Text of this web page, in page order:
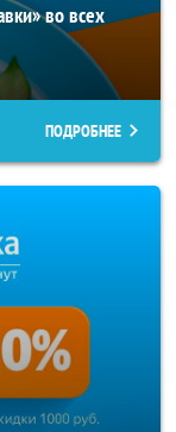
во всех
ПОДРОБНЕЕ